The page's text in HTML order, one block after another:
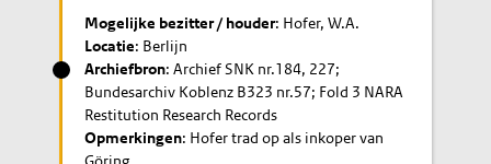
Mogelijke bezitter / houder: Hofer, W.A.
Locatie: Berlijn
Archiefbron: Archief SNK nr.184, 227;
Bundesarchiv Koblenz B323 nr.57; Fold 3 NARA
Restitution Research Records
Opmerkingen: Hofer trad op als inkoper van